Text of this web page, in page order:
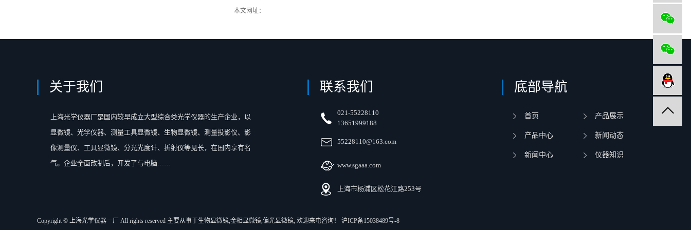
本文网址：
关于我们
上海光学仪器厂是国内较早成立大型综合类光学仪器的生产企业，以
显微镜、光学仪器、测量工具显微镜、生物显微镜、测量投影仪、影
像测量仪、工具显微镜、分光光度计、折射仪等见长，在国内享有名
气。企业全面改制后，开发了与电脑……
联系我们
021-55228110
13651999188
55228110@163.com
www.sgaaa.com
上海市杨浦区松花江路253号
底部导航
首页 产品展示
产品中心 新闻动态
新闻中心 仪器知识
Copyright © 上海光学仪器一厂 All rights reserved 主要从事于生物显微镜 金相显微镜 偏光显微镜 , 欢迎来电咨询！ 沪ICP备15038489号-8